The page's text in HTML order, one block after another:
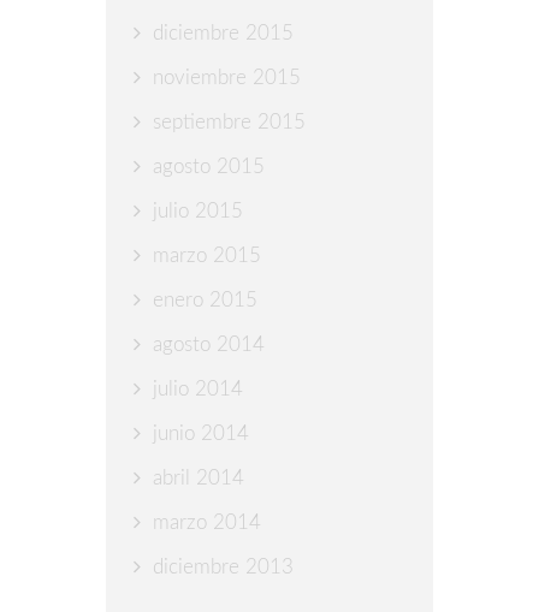
diciembre 2015
noviembre 2015
septiembre 2015
agosto 2015
julio 2015
marzo 2015
enero 2015
agosto 2014
julio 2014
junio 2014
abril 2014
marzo 2014
diciembre 2013